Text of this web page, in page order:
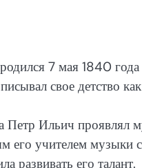
7 мая 1840
свое детство
Петр Ильич проявлял
его учителем музыки
развивать его талант.